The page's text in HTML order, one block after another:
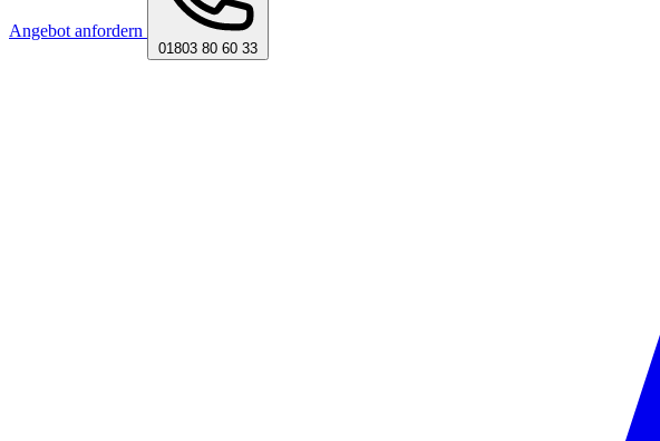
Angebot anfordern
01803 80 60 33